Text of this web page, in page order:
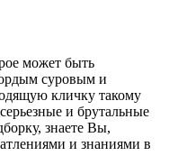
может быть
суровым и
кличку такому
и брутальные
знаете Вы,
и знаниями в